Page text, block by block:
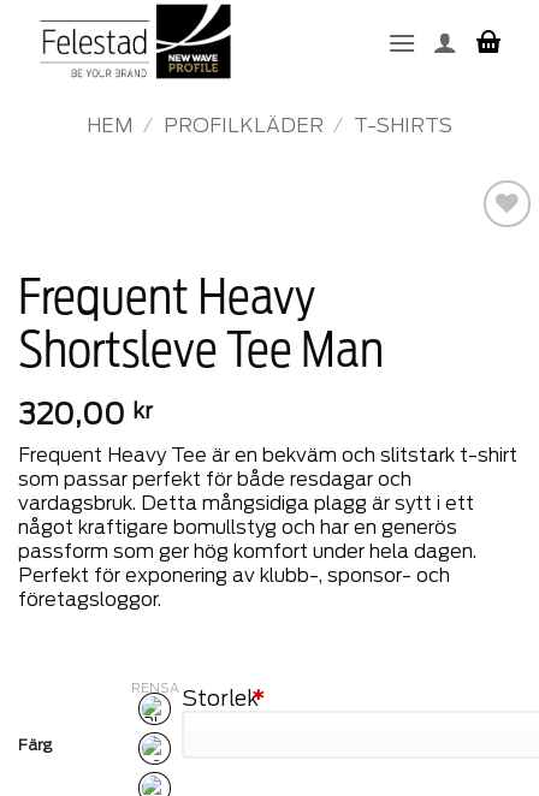
content
HEM / PROFILKLÄDER / T-SHIRTS
Frequent Heavy
Shortsleve Tee Man
320,00 kr
Frequent Heavy Tee är en bekväm och slitstark t-shirt
som passar perfekt för både resdagar och
vardagsbruk. Detta mångsidiga plagg är sytt i ett
något kraftigare bomullstyg och har en generös
passform som ger hög komfort under hela dagen.
Perfekt för exponering av klubb-, sponsor- och
företagsloggor.
Storlek*
Färg
RENSA